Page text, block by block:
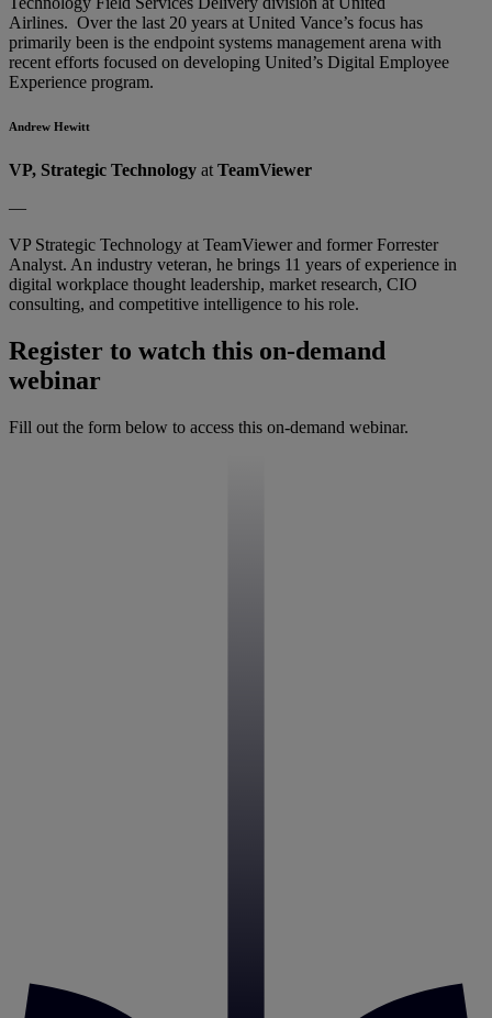
Airlines. Over the last 20 years at United Vance’s focus has
primarily been is the endpoint systems management arena with
recent efforts focused on developing United’s Digital Employee
Experience program.
Andrew Hewitt
VP, Strategic Technology at TeamViewer
—
VP Strategic Technology at TeamViewer and former Forrester
Analyst. An industry veteran, he brings 11 years of experience in
digital workplace thought leadership, market research, CIO
consulting, and competitive intelligence to his role.
Register to watch this on-demand
webinar
Fill out the form below to access this on-demand webinar.